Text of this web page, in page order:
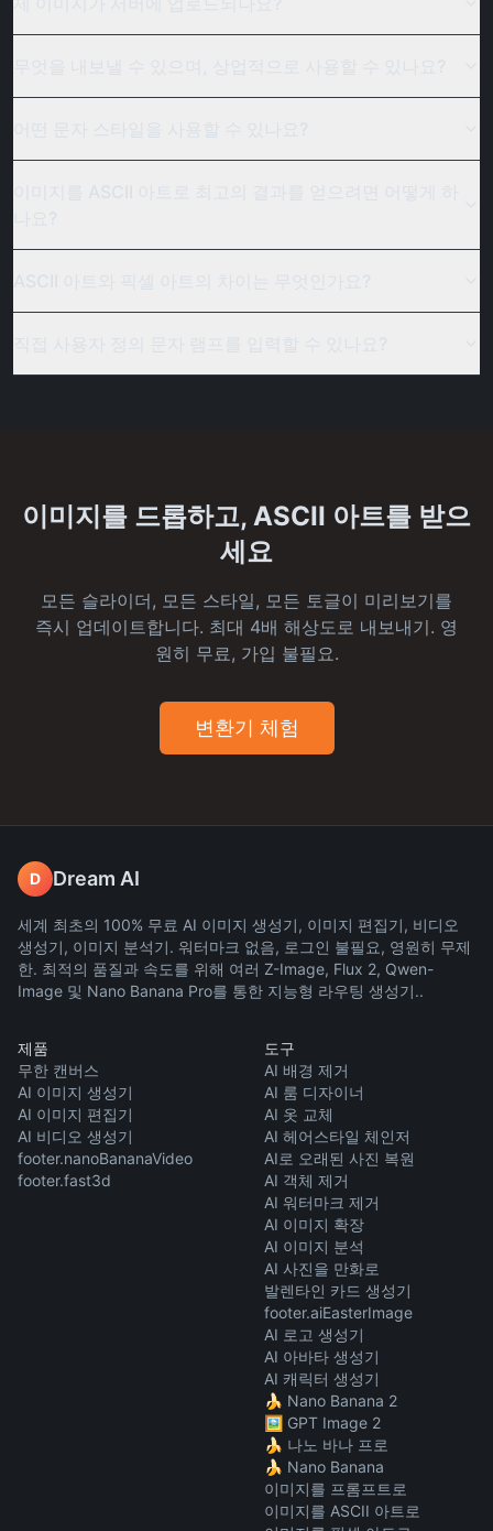
이미지를 드롭하고, ASCII 아트를 받으
세요
모든 슬라이더, 모든 스타일, 모든 토글이 미리보기를
즉시 업데이트합니다. 최대 4배 해상도로 내보내기. 영
원히 무료, 가입 불필요.
변환기 체험
D Dream AI
세계 최초의 100% 무료 AI 이미지 생성기, 이미지 편집기, 비디오
생성기, 이미지 분석기. 워터마크 없음, 로그인 불필요, 영원히 무제
한. 최적의 품질과 속도를 위해 여러 Z-Image, Flux 2, Qwen-
Image 및 Nano Banana Pro를 통한 지능형 라우팅 생성기..
제품
무한 캔버스
AI 이미지 생성기
AI 이미지 편집기
AI 비디오 생성기
footer.nanoBananaVideo
footer.fast3d
도구
AI 배경 제거
AI 룸 디자이너
AI 옷 교체
AI 헤어스타일 체인저
AI로 오래된 사진 복원
AI 객체 제거
AI 워터마크 제거
AI 이미지 확장
AI 이미지 분석
AI 사진을 만화로
발렌타인 카드 생성기
footer.aiEasterImage
AI 로고 생성기
AI 아바타 생성기
AI 캐릭터 생성기
🍌 Nano Banana 2
🖼️ GPT Image 2
🍌 나노 바나 프로
🍌 Nano Banana
이미지를 프롬프트로
이미지를 ASCII 아트로